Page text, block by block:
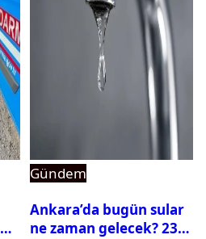
Gündem
Ankara’da bugün sular
ne zaman gelecek? 23